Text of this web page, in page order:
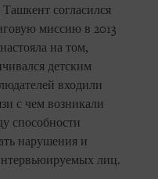
согласился
миссию в 2013
на том,
детским
входили
с чем возникали
способности
нарушения и
лиц.